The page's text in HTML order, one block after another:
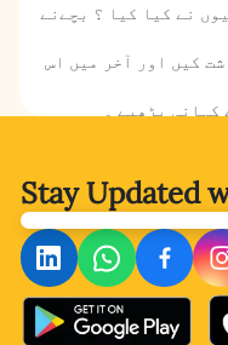
نے کیا کیا ؟ بچےنے
کیں اور آخر میں اس
پڑھیے ۔
Stay Updated